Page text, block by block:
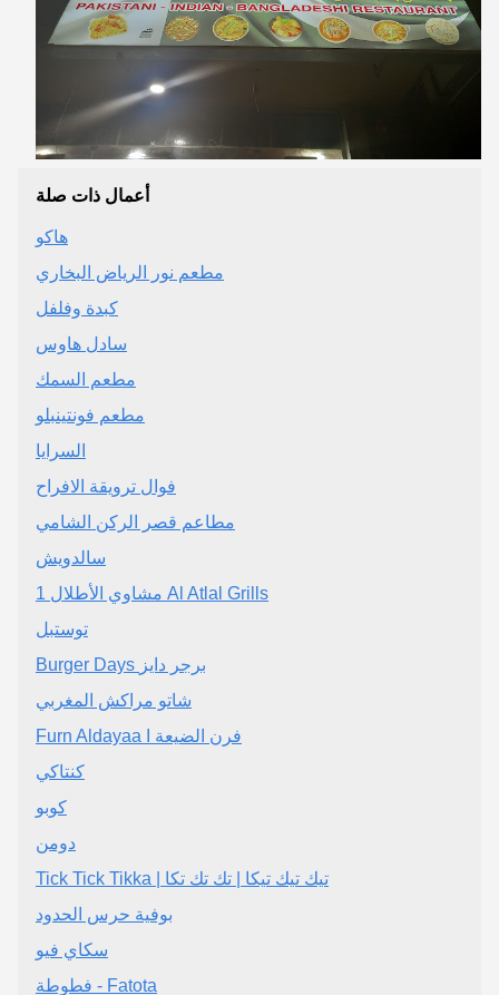
أعمال ذات صلة
هاكو
مطعم نور الرياض البخاري
كبدة وفلفل
سادل هاوس
مطعم السمك
مطعم فونتينبلو
السرايا
فوال ترويقة الافراح
مطاعم قصر الركن الشامي
سالدويش
توستبل
Burger Days برجر دايز
شاتو مراكش المغربي
Furn Aldayaa I فرن الضيعة‏
كنتاكي
كوبو
دومن
Tick Tick Tikka | تيك تيك تيكا | تك تك تكا
بوفية حرس الحدود
سكاي فيو
فطوطة - Fatota